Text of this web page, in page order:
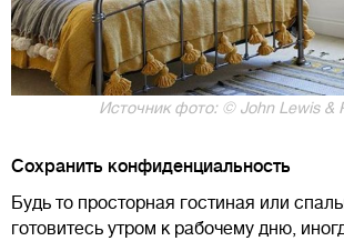
Источник фото: © John Lewis &
Сохранить конфиденциальность
Будь то просторная гостиная или
готовитесь утром к рабочему дню,